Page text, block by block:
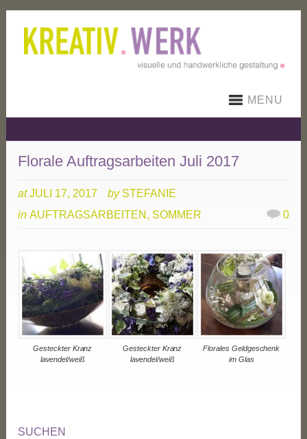
MENU
Florale Auftragsarbeiten Juli 2017
at JULI 17, 2017 by STEFANIE
inAUFTRAGSARBEITEN , SOMMER 0
Gesteckter Kranz
lavendel/weiß
Gesteckter Kranz
lavendel/weiß
Florales Geldgeschenk
im Glas
SUCHEN